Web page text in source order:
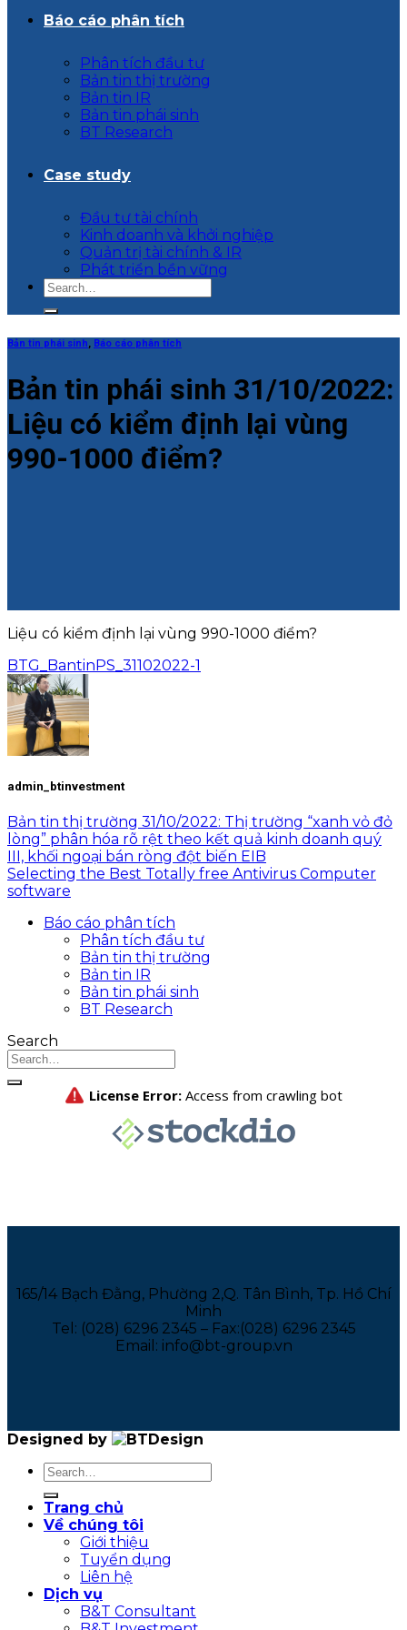
Báo cáo phân tích
Phân tích đầu tư
Bản tin thị trường
Bản tin IR
Bản tin phái sinh
BT Research
Case study
Đầu tư tài chính
Kinh doanh và khởi nghiệp
Quản trị tài chính & IR
Phát triển bền vững
Bản tin phái sinh, Báo cáo phân tích
Bản tin phái sinh 31/10/2022:
Liệu có kiểm định lại vùng
990-1000 điểm?
Liệu có kiểm định lại vùng 990-1000 điểm?
BTG_BantinPS_31102022-1
admin_btinvestment
Bản tin thị trường 31/10/2022: Thị trường “xanh vỏ đỏ
lòng” phân hóa rõ rệt theo kết quả kinh doanh quý
III, khối ngoại bán ròng đột biến EIB
Selecting the Best Totally free Antivirus Computer
software
Báo cáo phân tích
Phân tích đầu tư
Bản tin thị trường
Bản tin IR
Bản tin phái sinh
BT Research
Search
165/14 Bạch Đằng, Phường 2,Q. Tân Bình, Tp. Hồ Chí
Minh
Tel: (028) 6296 2345 – Fax:(028) 6296 2345
Email: info@bt-group.vn
Designed by
Trang chủ
Về chúng tôi
Giới thiệu
Tuyển dụng
Liên hệ
Dịch vụ
B&T Consultant